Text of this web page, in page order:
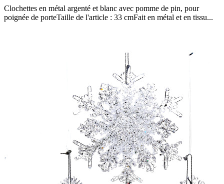
Clochettes en métal argenté et blanc avec pomme de pin, pour
poignée de porteTaille de l'article : 33 cmFait en métal et en tissu...